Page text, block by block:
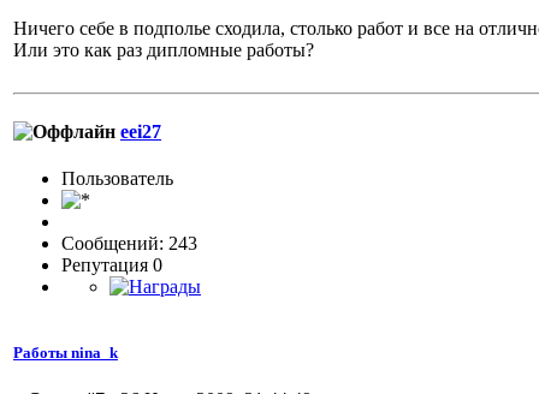
Ничего себе в подполье сходила, столько работ и все на
Или это как раз дипломные работы?
eei27
Пользовaтeль
Сообщений: 243
Репутация 0
Работы nina_k